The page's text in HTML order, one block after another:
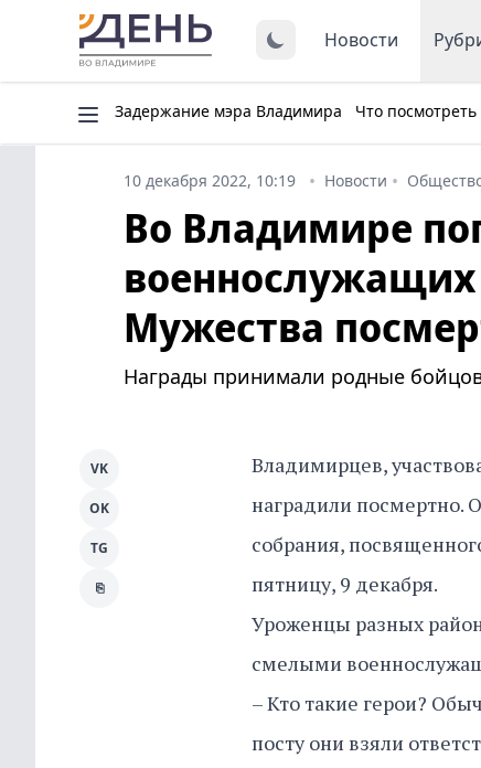
Новости
Задержание мэра Владимира Что
10 декабря 2022, 10:19 Новости
Во Владимире
Мужества
Награды принимали родные
Владимирцев,
наградили посмертно.
собрания,
пятницу, 9 декабря.
Уроженцы разных
смелыми
– Кто такие герои?
посту они взяли
VK
OK
TG
⎘